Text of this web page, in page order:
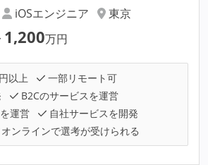
iOSエンジニア
東京
1,200万円
以上
一部リモート可
B2Cのサービスを運営
運営
自社サービスを開発
オンラインで選考が受けられる